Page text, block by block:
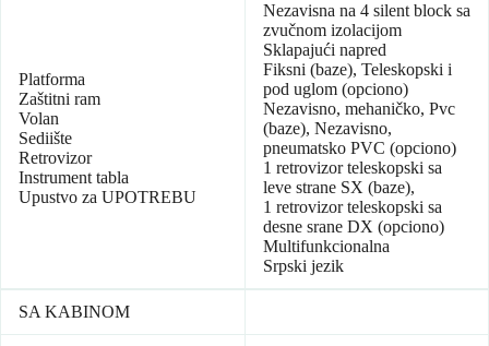
Platforma
Zaštitni ram
Volan
Sediište
Retrovizor
Instrument tabla
Upustvo za UPOTREBU
Nezavisna na 4 silent block sa
zvučnom izolacijom
Sklapajući napred
Fiksni (baze), Teleskopski i
pod uglom (opciono)
Nezavisno, mehaničko, Pvc
(baze), Nezavisno,
pneumatsko PVC (opciono)
1 retrovizor teleskopski sa
leve strane SX (baze),
1 retrovizor teleskopski sa
desne srane DX (opciono)
Multifunkcionalna
Srpski jezik
SA KABINOM